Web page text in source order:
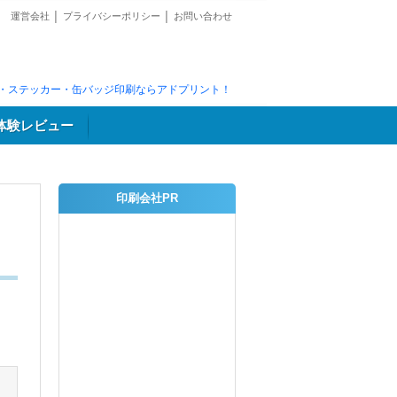
運営会社 プライバシーポリシー お問い合わせ
ステッカー・缶バッジ印刷ならアドプリント！
験レビュー
印刷会社PR